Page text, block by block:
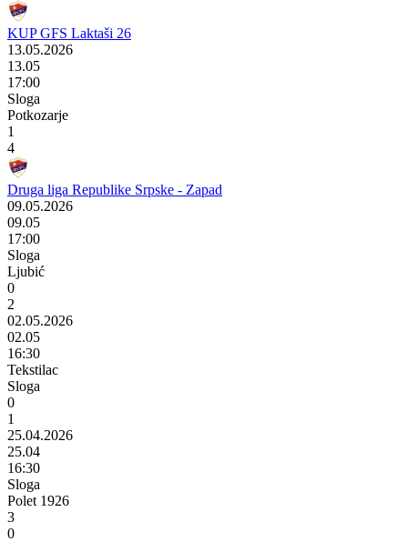
KUP GFS Laktaši 26
13.05.2026
13.05
17:00
Sloga
Potkozarje
1
4
Druga liga Republike Srpske - Zapad
09.05.2026
09.05
17:00
Sloga
Ljubić
0
2
02.05.2026
02.05
16:30
Tekstilac
Sloga
0
1
25.04.2026
25.04
16:30
Sloga
Polet 1926
3
0